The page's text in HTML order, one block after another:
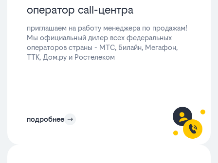
оператор call-центра
приглашаем на работу менеджера по продажам!
Мы официальный дилер всех федеральных
операторов страны - МТС, Билайн, Мегафон,
ТТК, Дом.ру и Ростелеком
подробнее